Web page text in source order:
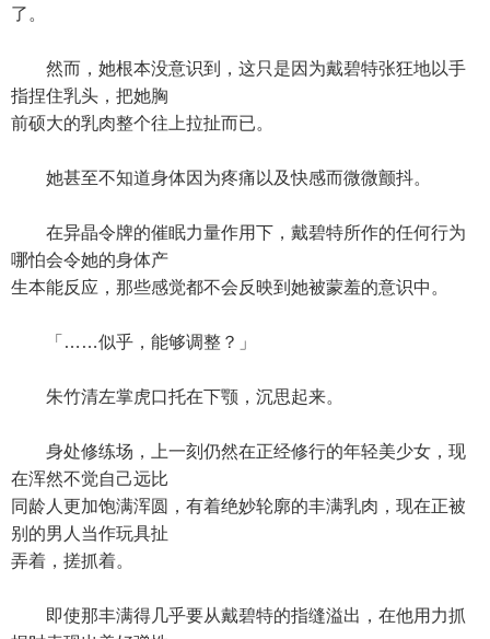
了。
然而，她根本没意识到，这只是因为戴碧特张狂地以手
指捏住乳头，把她胸
前硕大的乳肉整个往上拉扯而已。
她甚至不知道身体因为疼痛以及快感而微微颤抖。
在异晶令牌的催眠力量作用下，戴碧特所作的任何行为
哪怕会令她的身体产
生本能反应，那些感觉都不会反映到她被蒙羞的意识中。
「……似乎，能够调整？」
朱竹清左掌虎口托在下颚，沉思起来。
身处修练场，上一刻仍然在正经修行的年轻美少女，现
在浑然不觉自己远比
同龄人更加饱满浑圆，有着绝妙轮廓的丰满乳肉，现在正被
别的男人当作玩具扯
弄着，搓抓着。
即使那丰满得几乎要从戴碧特的指缝溢出，在他用力抓